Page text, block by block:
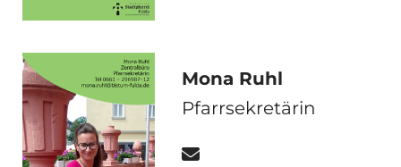
Mona Ruhl
Pfarrsekretärin
